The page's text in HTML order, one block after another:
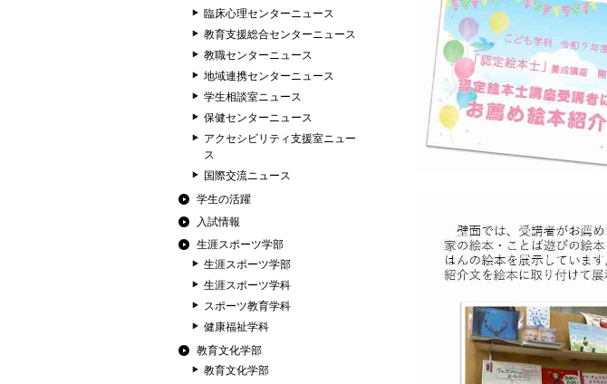
臨床心理センターニュース
教育支援総合センターニュース
教職センターニュース
地域連携センターニュース
学生相談室ニュース
保健センターニュース
アクセシビリティ支援室ニュー
ス
国際交流ニュース
学生の活躍
入試情報
生涯スポーツ学部
生涯スポーツ学部
生涯スポーツ学科
スポーツ教育学科
健康福祉学科
教育文化学部
教育文化学部